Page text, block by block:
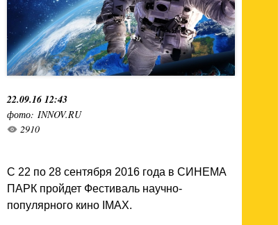
22.09.16 12:43
фото: INNOV.RU
2910
C 22 по 28 сентября 2016 года в СИНЕМА
ПАРК пройдет Фестиваль научно-
популярного кино IMAX.